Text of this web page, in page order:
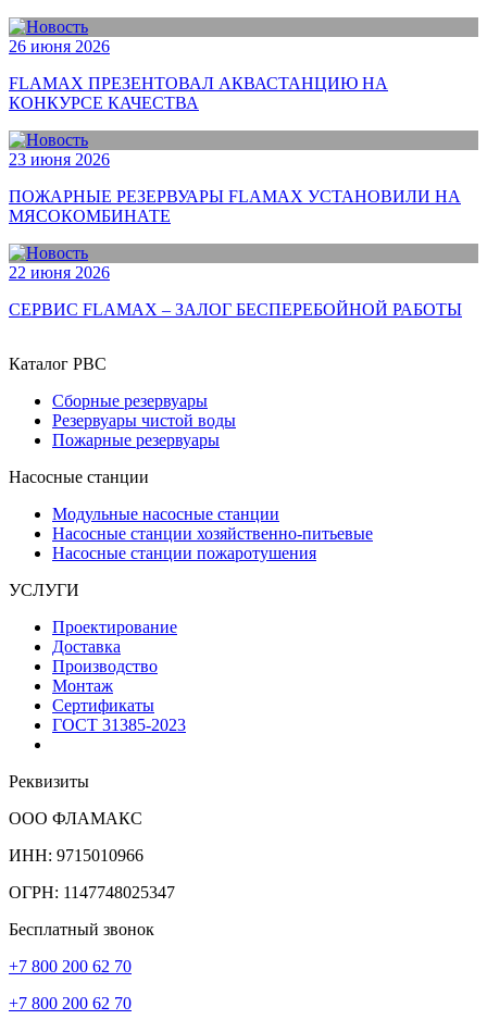
26 июня 2026
FLAMAX ПРЕЗЕНТОВАЛ АКВАСТАНЦИЮ НА
КОНКУРСЕ КАЧЕСТВА
23 июня 2026
ПОЖАРНЫЕ РЕЗЕРВУАРЫ FLAMAX УСТАНОВИЛИ НА
МЯСОКОМБИНАТЕ
22 июня 2026
СЕРВИС FLAMAX – ЗАЛОГ БЕСПЕРЕБОЙНОЙ РАБОТЫ
Каталог РВС
Сборные резервуары
Резервуары чистой воды
Пожарные резервуары
Насосные станции
Модульные насосные станции
Насосные станции хозяйственно-питьевые
Насосные станции пожаротушения
УСЛУГИ
Проектирование
Доставка
Производство
Монтаж
Сертификаты
ГОСТ 31385-2023
Реквизиты
ООО ФЛАМАКС
ИНН: 9715010966
ОГРН: 1147748025347
Бесплатный звонок
+7 800 200 62 70
+7 800 200 62 70